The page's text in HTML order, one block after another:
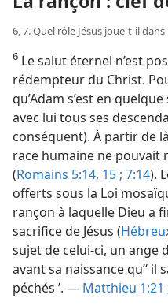
6, 7. Quel rôle Jésus joue-​t-​il
6 Le salut éternel n’est
rédempteur du Christ.
qu’Adam s’est en
avec lui tous ses
conséquent). À partir de
race humaine ne pouvait
(Romains 5:14, 15 ; 7:14).
offerts sous la Loi
rançon à laquelle Dieu a
sacrifice de Jésus (
sujet de celui-ci, un ange
avant sa naissance qu’‘
péchés ’. — Matthieu 1:21